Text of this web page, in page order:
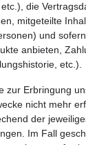
die
mitgeteilte
und
anbieten,
etc.).
zur Erbringung
nicht mehr
der
Im Fall